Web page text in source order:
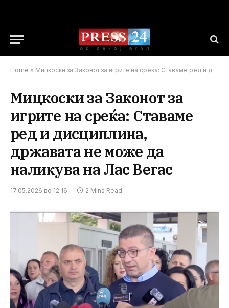
Home » Мицкоски за Законот за игрите на среќа: Ставаме ред и дисциплина, државата не може да наликува на Лас Вегас
Мицкоски за Законот за
игрите на среќа: Ставаме
ред и дисциплина,
државата не може да
наликува на Лас Вегас
17.05.2026 во 12:16 2 Mins Read